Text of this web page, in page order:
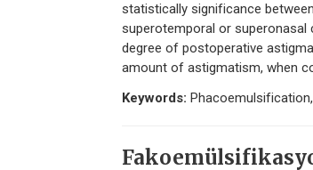
statistically significance
superotemporal or superonasal
degree of postoperative
amount of astigmatism, when
Keywords: